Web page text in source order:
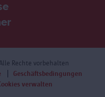
Rechte vorbehalten
Geschäftsbedingungen
verwalten